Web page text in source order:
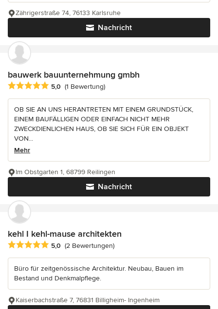
Nachricht
Zährigerstraße 74, 76133 Karlsruhe
bauwerk bauunternehmung gmbh
Durchschnittliche Bewertung: 5 von 5 Sternen
5,0 (1 Bewertung)
OB SIE AN UNS HERANTRETEN MIT EINEM GRUNDSTÜCK,
EINEM BAUFÄLLIGEN ODER EINFACH NICHT MEHR
ZWECKDIENLICHEN HAUS, OB SIE SICH FÜR EIN OBJEKT
VON...
Mehr
Nachricht
Im Obstgarten 1, 68799 Reilingen
kehl I kehl-mause architekten
Durchschnittliche Bewertung: 5 von 5 Sternen
5,0 (2 Bewertungen)
Büro für zeitgenössische Architektur. Neubau, Bauen im
Bestand und Denkmalpflege.
Kaiserbachstraße 7, 76831 Billigheim- Ingenheim